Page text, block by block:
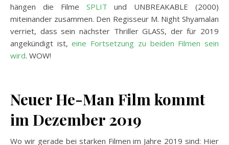
hängen die Filme SPLIT und UNBREAKABLE (2000)
miteinander zusammen. Den Regisseur M. Night Shyamalan
verriet, dass sein nächster Thriller GLASS, der für 2019
angekündigt ist,eine Fortsetzung zu beiden Filmen sein
wird. WOW!
Neuer He-Man Film kommt
im Dezember 2019
Wo wir gerade bei starken Filmen im Jahre 2019 sind: Hier